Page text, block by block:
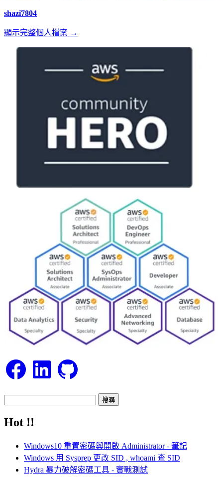
shazi7804
顯示完整個人檔案 →
FacebookLinkedIn GitHub
關
Hot !!
Windows10 重置密碼與開啟 Administrator - 筆記
Windows 用 Sysprep 更改 SID , whoami 查 SID
Hydra 暴力破解密碼工具 - 實戰測試